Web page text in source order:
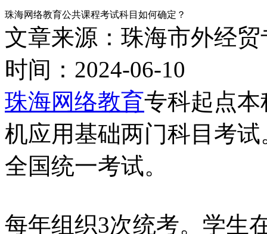
珠海网络教育公共课程考试科目如何确定？
文章来源：珠海市外经
时间：2024-06-10
珠海网络教育专科起点
机应用基础两门科目考
全国统一考试。
每年组织3次统考。学生